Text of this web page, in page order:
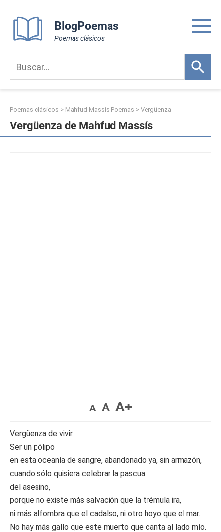
content
BlogPoemas
Poemas clásicos
Poemas clásicos > Mahfud Massís Poemas > Vergüenza
Vergüenza de Mahfud Massís
A A A+
Vergüenza de vivir.
Ser un pólipo
en esta oceanía de sangre, abandonado ya, sin armazón,
cuando sólo quisiera celebrar la pascua
del asesino,
porque no existe más salvación que la trémula ira,
ni más alfombra que el cadalso, ni otro hoyo que el mar.
No hay más gallo que este muerto que canta al lado mío.